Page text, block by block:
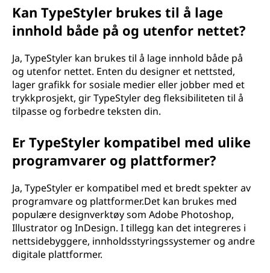
Kan TypeStyler brukes til å lage
innhold både på og utenfor nettet?
Ja, TypeStyler kan brukes til å lage innhold både på
og utenfor nettet. Enten du designer et nettsted,
lager grafikk for sosiale medier eller jobber med et
trykkprosjekt, gir TypeStyler deg fleksibiliteten til å
tilpasse og forbedre teksten din.
Er TypeStyler kompatibel med ulike
programvarer og plattformer?
Ja, TypeStyler er kompatibel med et bredt spekter av
programvare og plattformer.Det kan brukes med
populære designverktøy som Adobe Photoshop,
Illustrator og InDesign. I tillegg kan det integreres i
nettsidebyggere, innholdsstyringssystemer og andre
digitale plattformer.